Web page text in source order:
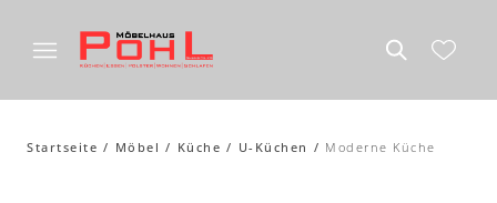
Startseite Möbel Küche U-Küchen Moderne Küche